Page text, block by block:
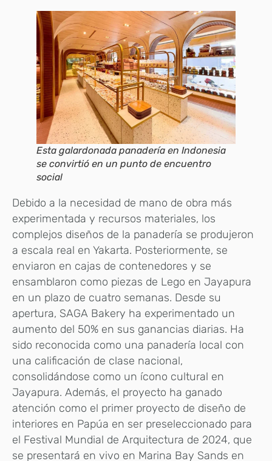
Esta galardonada panadería en Indonesia
se convirtió en un punto de encuentro
social
Debido a la necesidad de mano de obra más
experimentada y recursos materiales, los
complejos diseños de la panadería se produjeron
a escala real en Yakarta. Posteriormente, se
enviaron en cajas de contenedores y se
ensamblaron como piezas de Lego en Jayapura
en un plazo de cuatro semanas. Desde su
apertura, SAGA Bakery ha experimentado un
aumento del 50% en sus ganancias diarias. Ha
sido reconocida como una panadería local con
una calificación de clase nacional,
consolidándose como un ícono cultural en
Jayapura. Además, el proyecto ha ganado
atención como el primer proyecto de diseño de
interiores en Papúa en ser preseleccionado para
el Festival Mundial de Arquitectura de 2024, que
se presentará en vivo en Marina Bay Sands en